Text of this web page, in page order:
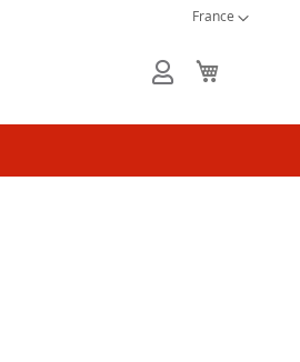
Langue
France
Mon
compte